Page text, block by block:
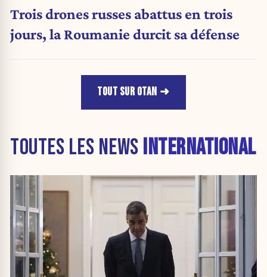
Trois drones russes abattus en trois
jours, la Roumanie durcit sa défense
TOUT SUR OTAN
TOUTES LES NEWS INTERNATIONAL